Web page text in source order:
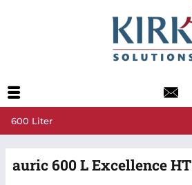
600 Liter
auric 600 L Excellence HT